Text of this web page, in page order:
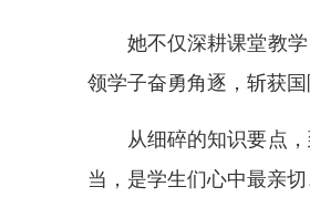
她不仅深耕课堂教
领学子奋勇角逐，斩获
从细碎的知识要点
当，是学生们心中最亲切